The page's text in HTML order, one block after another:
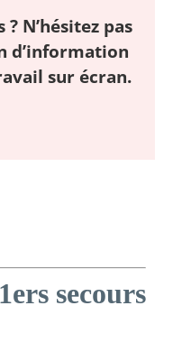
? N’hésitez pas
d’information
sur écran.
secours